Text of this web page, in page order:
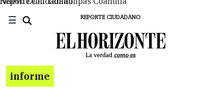
☰ REPORTE CIUDADANO
informe